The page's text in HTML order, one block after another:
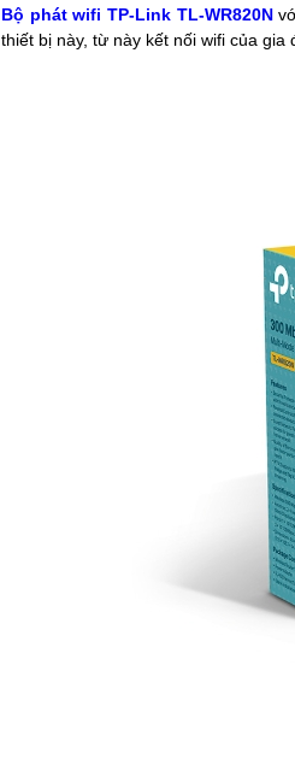
Bộ phát wifi TP-Link TL-WR820N
thiết bị này, từ này kết nối wifi của gia